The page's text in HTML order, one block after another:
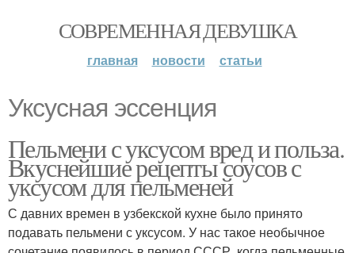
СОВРЕМЕННАЯ ДЕВУШКА
главная новости статьи
Уксусная эссенция
Пельмени с уксусом вред и польза.
Вкуснейшие рецепты соусов с
уксусом для пельменей
С давних времен в узбекской кухне было принято
подавать пельмени с уксусом. У нас такое необычное